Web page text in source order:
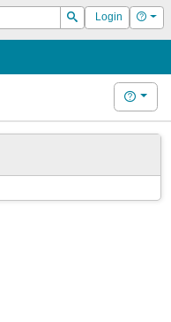
Suchen
Login Hilfe
Hilfe